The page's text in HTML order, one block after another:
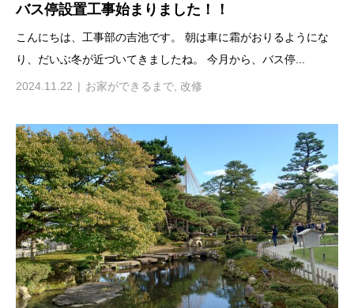
バス停設置工事始まりました！！
こんにちは、工事部の吉池です。 朝は車に霜がおりるようにな
り、だいぶ冬が近づいてきましたね。 今月から、バス停...
2024.11.22 お家ができるまで, 改修